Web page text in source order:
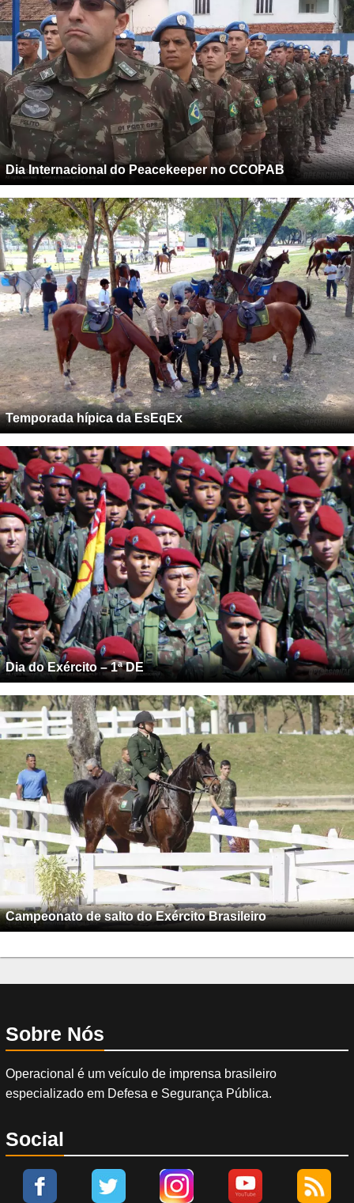
Dia Internacional do Peacekeeper no CCOPAB
Temporada hípica da EsEqEx
Dia do Exército – 1ª DE
Campeonato de salto do Exército Brasileiro
Sobre Nós
Operacional é um veículo de imprensa brasileiro
especializado em Defesa e Segurança Pública.
Social